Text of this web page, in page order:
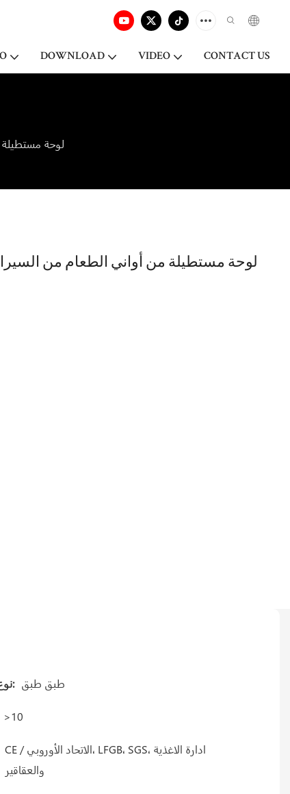
DOWNLOAD VIDEO CONTACT US
لوحة مستطيلة
لوحة مستطيلة من أواني الطعام من
نوع اللوحة: طبق طبق
>10
CE / الاتحاد الأوروبي، LFGB، SGS، ادارة الاغذية
والعقاقير